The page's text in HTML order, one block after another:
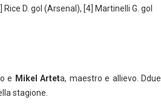
D. gol (Arsenal), [4] Martinelli G. gol
e Mikel Arteta, maestro e allievo. Ddue
stagione.